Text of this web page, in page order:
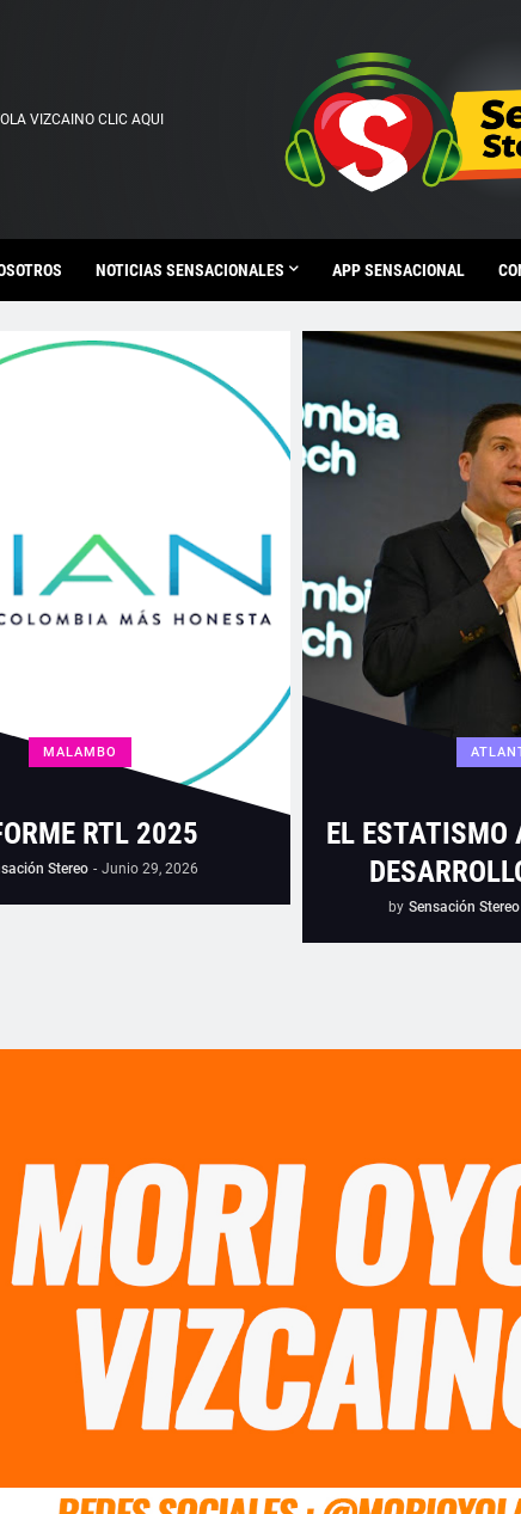
VIZCAINO CLIC AQUI
NOTICIAS SENSACIONALES APP SENSACIONAL
MALAMBO
RTL 2025
Stereo - Junio 29, 2026
EL ESTATISMO
by Sensación Stereo